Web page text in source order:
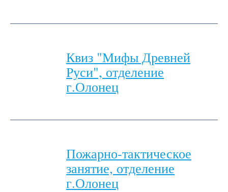
Квиз "Мифы Древней
Руси", отделение
г.Олонец
Пожарно-тактическое
занятие, отделение
г.Олонец